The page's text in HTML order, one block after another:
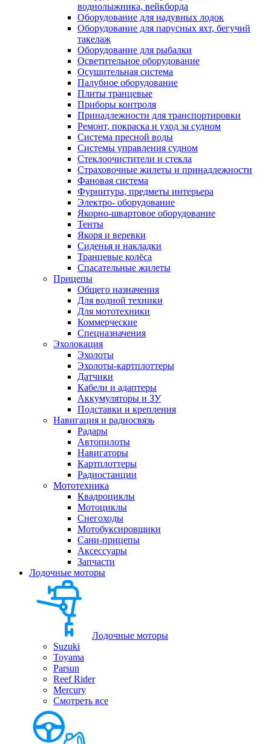
воднолыжника, вейкборда
Оборудование для надувных лодок
Оборудование для парусных яхт, бегучий
такелаж
Оборудование для рыбалки
Осветительное оборудование
Осушительная система
Палубное оборудование
Плиты транцевые
Приборы контроля
Принадлежности для транспортировки
Ремонт, покраска и уход за судном
Система пресной воды
Системы управления судном
Стеклоочистители и стекла
Страховочные жилеты и принадлежности
Фановая система
Фурнитура, предметы интерьера
Электро- оборудование
Якорно-швартовое оборудование
Тенты
Якоря и веревки
Сиденья и накладки
Транцевые колёса
Спасательные жилеты
Прицепы
Общего назначения
Для водной техники
Для мототехники
Коммерческие
Спецназначения
Эхолокация
Эхолоты
Эхолоты-картплоттеры
Датчики
Кабели и адаптеры
Аккумуляторы и ЗУ
Подставки и крепления
Навигация и радиосвязь
Радары
Автопилоты
Навигаторы
Картплоттеры
Радиостанции
Мототехника
Квадроциклы
Мотоциклы
Снегоходы
Мотобуксировщики
Сани-прицепы
Аксессуары
Запчасти
Лодочные моторы
Лодочные моторы
Suzuki
Toyama
Parsun
Reef Rider
Mercury
Смотреть все